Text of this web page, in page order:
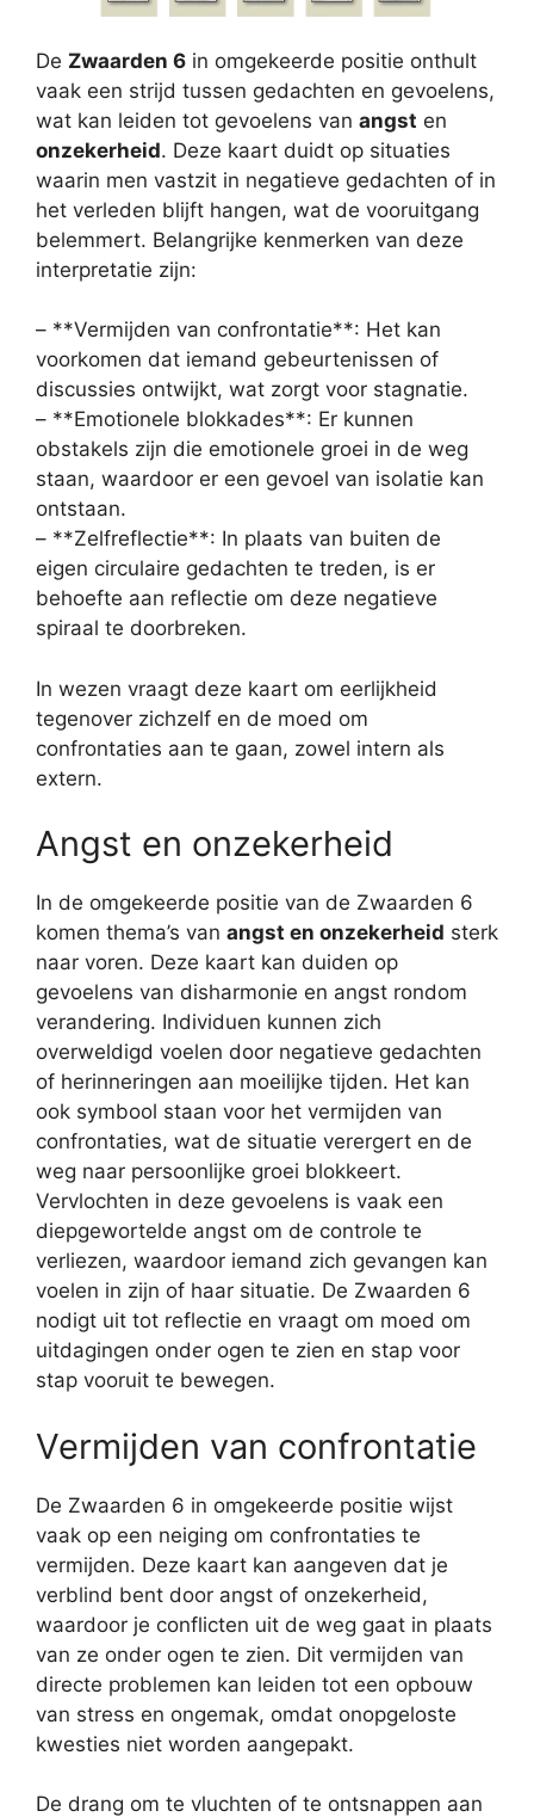
De Zwaarden 6 in omgekeerde positie onthult
vaak een strijd tussen gedachten en gevoelens,
wat kan leiden tot gevoelens van angst en
onzekerheid. Deze kaart duidt op situaties
waarin men vastzit in negatieve gedachten of in
het verleden blijft hangen, wat de vooruitgang
belemmert. Belangrijke kenmerken van deze
interpretatie zijn:
– **Vermijden van confrontatie**: Het kan
voorkomen dat iemand gebeurtenissen of
discussies ontwijkt, wat zorgt voor stagnatie.
– **Emotionele blokkades**: Er kunnen
obstakels zijn die emotionele groei in de weg
staan, waardoor er een gevoel van isolatie kan
ontstaan.
– **Zelfreflectie**: In plaats van buiten de
eigen circulaire gedachten te treden, is er
behoefte aan reflectie om deze negatieve
spiraal te doorbreken.
In wezen vraagt deze kaart om eerlijkheid
tegenover zichzelf en de moed om
confrontaties aan te gaan, zowel intern als
extern.
Angst en onzekerheid
In de omgekeerde positie van de Zwaarden 6
komen thema’s van angst en onzekerheid sterk
naar voren. Deze kaart kan duiden op
gevoelens van disharmonie en angst rondom
verandering. Individuen kunnen zich
overweldigd voelen door negatieve gedachten
of herinneringen aan moeilijke tijden. Het kan
ook symbool staan voor het vermijden van
confrontaties, wat de situatie verergert en de
weg naar persoonlijke groei blokkeert.
Vervlochten in deze gevoelens is vaak een
diepgewortelde angst om de controle te
verliezen, waardoor iemand zich gevangen kan
voelen in zijn of haar situatie. De Zwaarden 6
nodigt uit tot reflectie en vraagt om moed om
uitdagingen onder ogen te zien en stap voor
stap vooruit te bewegen.
Vermijden van confrontatie
De Zwaarden 6 in omgekeerde positie wijst
vaak op een neiging om confrontaties te
vermijden. Deze kaart kan aangeven dat je
verblind bent door angst of onzekerheid,
waardoor je conflicten uit de weg gaat in plaats
van ze onder ogen te zien. Dit vermijden van
directe problemen kan leiden tot een opbouw
van stress en ongemak, omdat onopgeloste
kwesties niet worden aangepakt.
De drang om te vluchten of te ontsnappen aan